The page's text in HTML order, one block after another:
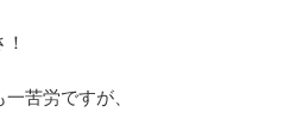
苦労ですが、